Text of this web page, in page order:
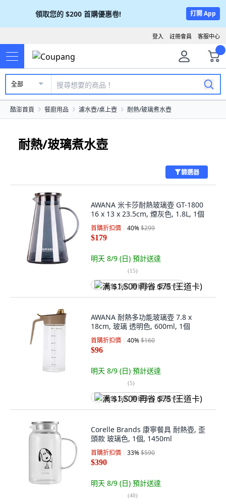
領取您的 $200 首購優惠卷! 打開 App
客服中心
註冊會員
登入
全部
酷澎首頁 餐廚用品 濾水壺/桌上壺 耐熱/玻璃煮水壺
耐熱/玻璃煮水壺
篩選器
AWANA 米卡莎耐熱玻璃壺 GT-1800
16 x 13 x 23.5cm, 煙灰色, 1.8L, 1個
首購折扣價 40%$299
$179
明天 8/9 (日) 預計送達
(15)
满 $1,500 再省 $75 (王道卡)
AWANA 耐熱多功能玻璃壺 7.8 x
18cm, 玻璃 透明色, 600ml, 1個
首購折扣價 40%$160
$96
明天 8/9 (日) 預計送達
(5)
满 $1,500 再省 $75 (王道卡)
Corelle Brands 康寧餐具 耐熱壺, 歪
頭款 玻璃色, 1個, 1450ml
首購折扣價 33%$590
$390
明天 8/9 (日) 預計送達
(40)